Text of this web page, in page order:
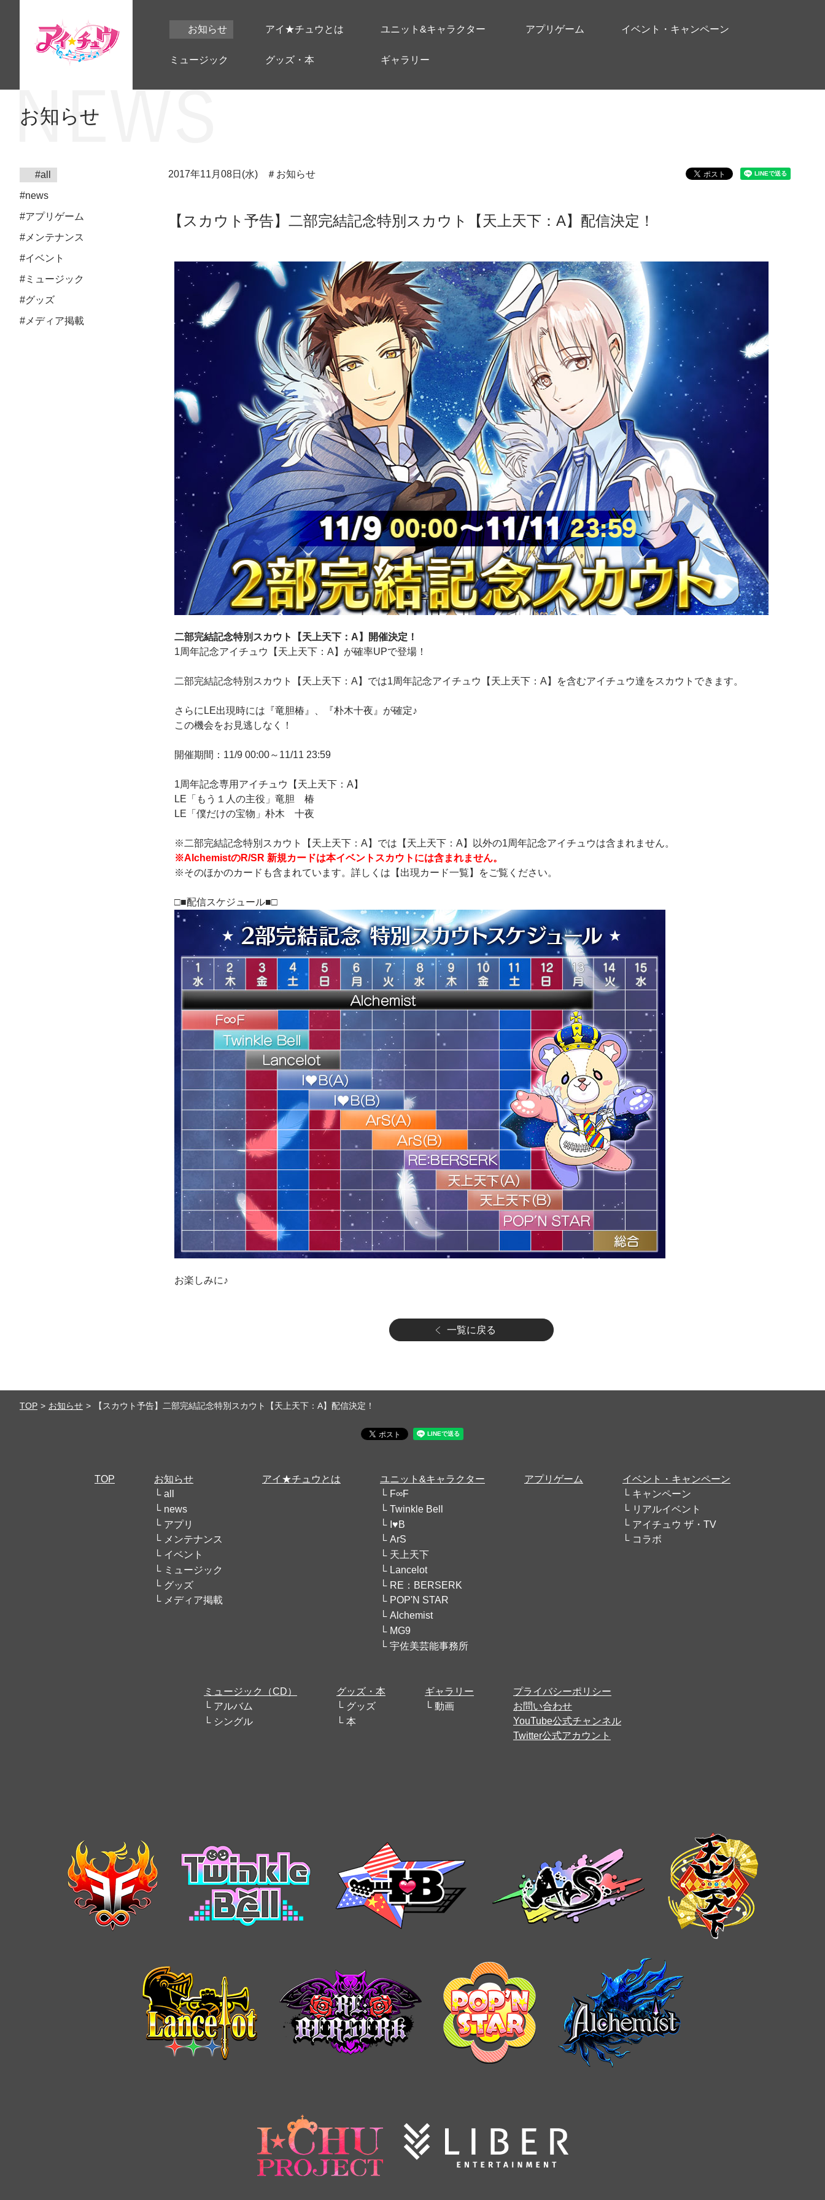
お知らせ アイ★チュウとは ユニット&キャラクター アプリゲーム イベント・キャンペーン
ミュージック グッズ・本 ギャラリー
お知らせ
#all
#news
#アプリゲーム
#メンテナンス
#イベント
#ミュージック
#グッズ
#メディア掲載
2017年11月08日(水) ＃お知らせ
【スカウト予告】二部完結記念特別スカウト【天上天下：A】配信決定！
二部完結記念特別スカウト【天上天下：A】開催決定！
1周年記念アイチュウ【天上天下：A】が確率UPで登場！
二部完結記念特別スカウト【天上天下：A】では1周年記念アイチュウ【天上天下：A】を含むアイチュウ達をスカウトできます。
さらにLE出現時には『竜胆椿』、『朴木十夜』が確定♪
この機会をお見逃しなく！
開催期間：11/9 00:00～11/11 23:59
1周年記念専用アイチュウ【天上天下：A】
LE「もう１人の主役」竜胆 椿
LE「僕だけの宝物」朴木 十夜
※二部完結記念特別スカウト【天上天下：A】では【天上天下：A】以外の1周年記念アイチュウは含まれません。
※AlchemistのR/SR 新規カードは本イベントスカウトには含まれません。
※そのほかのカードも含まれています。詳しくは【出現カード一覧】をご覧ください。
□■配信スケジュール■□
お楽しみに♪
一覧に戻る
TOP お知らせ 【スカウト予告】二部完結記念特別スカウト【天上天下：A】配信決定！
TOP
お知らせ
all
news
アプリ
メンテナンス
イベント
ミュージック
グッズ
メディア掲載
アイ★チュウとは
ユニット&キャラクター
F∞F
Twinkle Bell
I♥B
ArS
天上天下
Lancelot
RE：BERSERK
POP'N STAR
Alchemist
MG9
宇佐美芸能事務所
アプリゲーム
イベント・キャンペーン
キャンペーン
リアルイベント
アイチュウ ザ・TV
コラボ
ミュージック（CD）
アルバム
シングル
グッズ・本
グッズ
本
ギャラリー
動画
プライバシーポリシー
お問い合わせ
YouTube公式チャンネル
Twitter公式アカウント